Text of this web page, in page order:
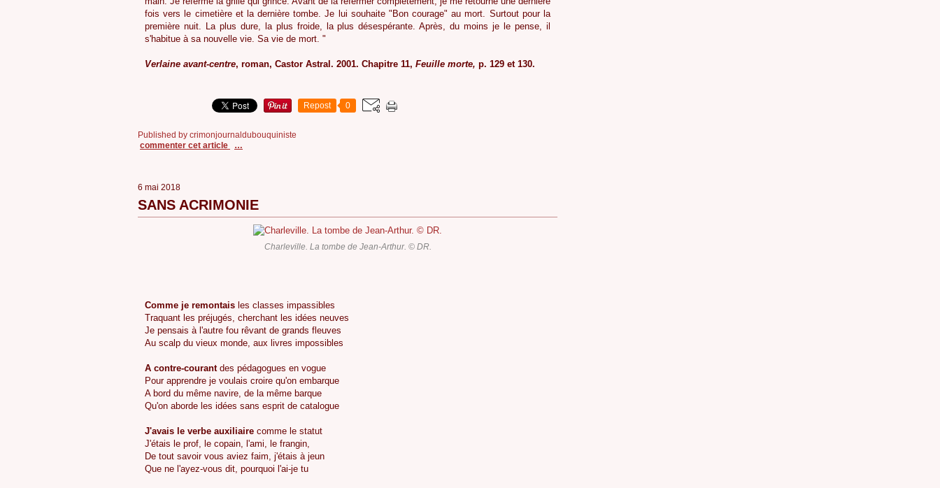
fois vers le cimetière et la dernière tombe. Je lui souhaite "Bon courage" au mort. Surtout pour la
première nuit. La plus dure, la plus froide, la plus désespérante. Après, du moins je le pense, il
s'habitue à sa nouvelle vie. Sa vie de mort. "
Verlaine avant-centre, roman, Castor Astral. 2001. Chapitre 11, Feuille morte, p. 129 et 130.
Repost 0
Published by crimonjournaldubouquiniste
commenter cet article
…
6 mai 2018
SANS ACRIMONIE
Charleville. La tombe de Jean-Arthur. © DR.
Comme je remontais les classes impassibles
Traquant les préjugés, cherchant les idées neuves
Je pensais à l'autre fou rêvant de grands fleuves
Au scalp du vieux monde, aux livres impossibles
A contre-courant des pédagogues en vogue
Pour apprendre je voulais croire qu'on embarque
A bord du même navire, de la même barque
Qu'on aborde les idées sans esprit de catalogue
J'avais le verbe auxiliaire comme le statut
J'étais le prof, le copain, l'ami, le frangin,
De tout savoir vous aviez faim, j'étais à jeun
Que ne l'ayez-vous dit, pourquoi l'ai-je tu